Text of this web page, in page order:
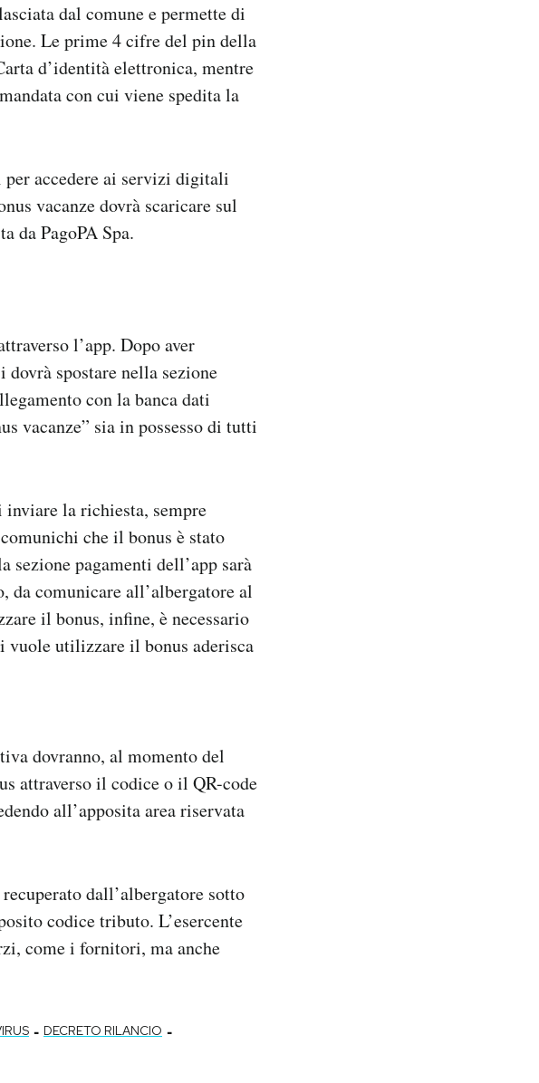
dal comune e permette di
Le prime 4 cifre del pin della
d’identità elettronica, mentre
con cui viene spedita la
per accedere ai servizi digitali
vacanze dovrà scaricare sul
da PagoPA Spa.
l’app. Dopo aver
spostare nella sezione
con la banca dati
vacanze” sia in possesso di tutti
la richiesta, sempre
che il bonus è stato
sezione pagamenti dell’app sarà
da comunicare all’albergatore al
il bonus, infine, è necessario
vuole utilizzare il bonus aderisca
dovranno, al momento del
attraverso il codice o il QR-code
all’apposita area riservata
dall’albergatore sotto
codice tributo. L’esercente
come i fornitori, ma anche
- DECRETO RILANCIO -